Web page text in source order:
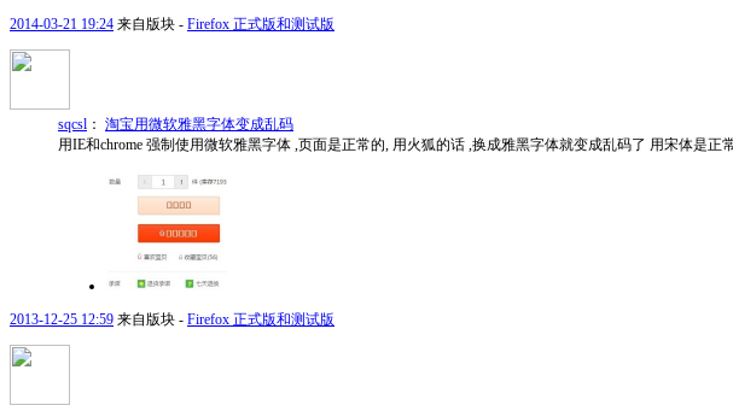
2014-03-21 19:24 来自版块 - Firefox 正式版和测试版
sqcsl ： 淘宝用微软雅黑字体变成乱码
用IE和chrome 强制使用微软雅黑字体 ,页面是正常的, 用火狐的话 ,换成雅黑字体就变成乱码了 用宋体是正
2013-12-25 12:59 来自版块 - Firefox 正式版和测试版